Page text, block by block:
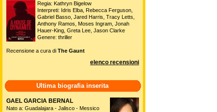
Regia: Kathryn Bigelow
Interpreti: Idris Elba, Rebecca Ferguson,
Gabriel Basso, Jared Harris, Tracy Letts,
Anthony Ramos, Moses Ingram, Jonah
Hauer-King, Greta Lee, Jason Clarke
Genere: thriller
Recensione a cura di The Gaunt
elenco recensioni
Ultima biografia inserita
GAEL GARCIA BERNAL
Nato a: Guadalajara - Jalisco - Messico